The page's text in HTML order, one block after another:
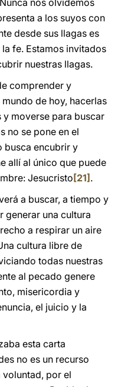
nos olvidemos
a los suyos con
desde sus llagas es
fe. Estamos invitados
nuestras llagas.
comprender y
de hoy, hacerlas
y moverse para buscar
no se pone en el
busca encubrir y
allí al único que puede
Jesucristo [21] .
a buscar, a tiempo y
generar una cultura
a respirar un aire
cultura libre de
todas nuestras
al pecado genere
misericordia y
el juicio y la
esta carta
no es un recurso
por el